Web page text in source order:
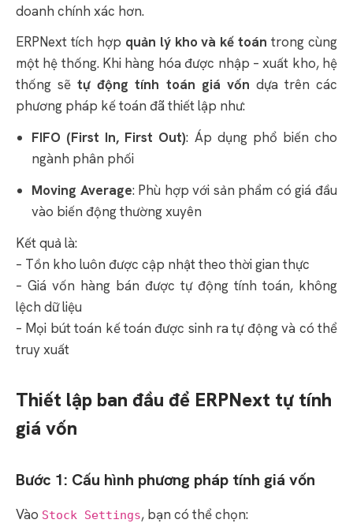
doanh chính xác hơn.
ERPNext tích hợp quản lý kho và kế toán trong cùng
một hệ thống. Khi hàng hóa được nhập – xuất kho, hệ
thống sẽtự động tính toán giá vốn dựa trên các
phương pháp kế toán đã thiết lập như:
FIFO (First In, First Out): Áp dụng phổ biến cho
ngành phân phối
Moving Average: Phù hợp với sản phẩm có giá đầu
vào biến động thường xuyên
Kết quả là:
– Tồn kho luôn được cập nhật theo thời gian thực
– Giá vốn hàng bán được tự động tính toán, không
lệch dữ liệu
– Mọi bút toán kế toán được sinh ra tự động và có thể
truy xuất
Thiết lập ban đầu để ERPNext tự tính
giá vốn
Bước 1: Cấu hình phương pháp tính giá vốn
Vào Stock Settings, bạn có thể chọn: